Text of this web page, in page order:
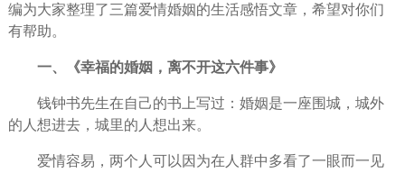
编为大家整理了三篇爱情婚姻的生活感悟文章， 希望对你们
有帮助。
一、《幸福的婚姻，离不开这六件事》
钱钟书先生在自己的书上写过：婚姻是一座围城，城外
的人想进去，城里的人想出来。
爱情容易，两个人可以因为在人群中多看了一眼而一见